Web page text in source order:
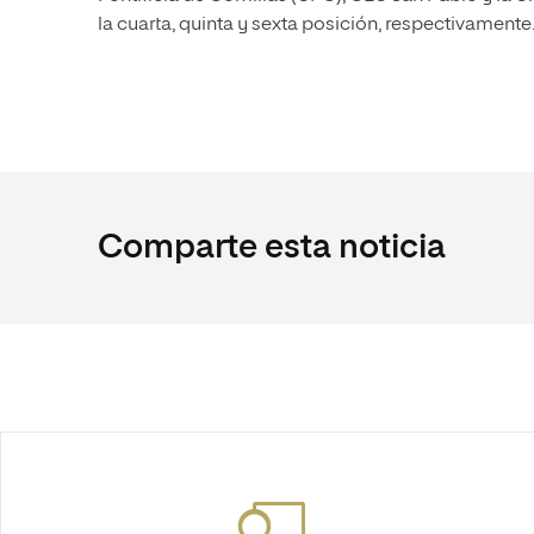
la cuarta, quinta y sexta posición, respectivamente.
Comparte esta noticia